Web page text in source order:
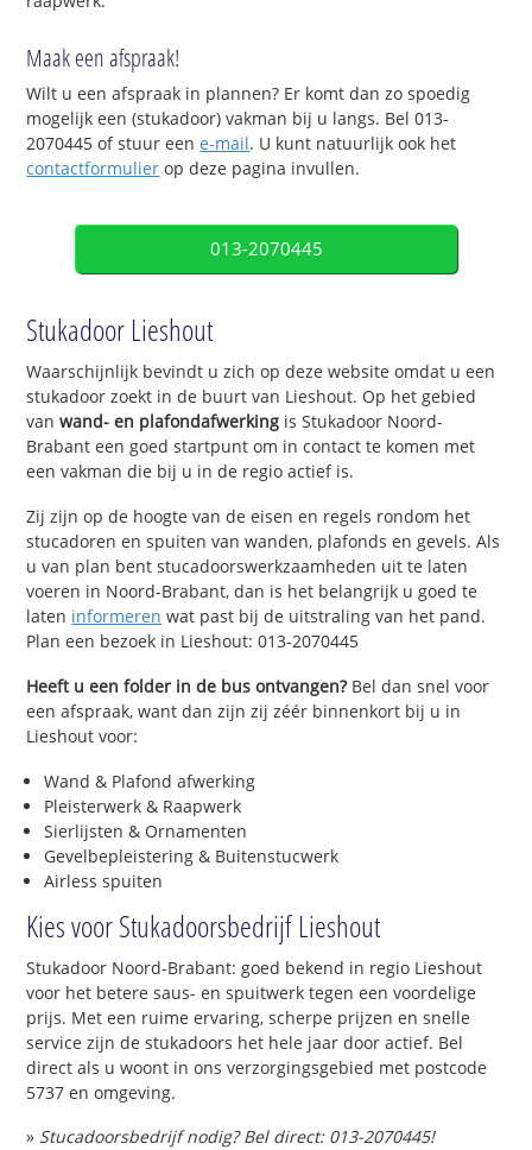
Maak een afspraak!
Wilt u een afspraak in plannen? Er komt dan zo spoedig
mogelijk een (stukadoor) vakman bij u langs. Bel 013-
2070445 of stuur eene-mail. U kunt natuurlijk ook het
contactformulier op deze pagina invullen.
013-2070445
Stukadoor Lieshout
Waarschijnlijk bevindt u zich op deze website omdat u een
stukadoor zoekt in de buurt van Lieshout. Op het gebied
vanwand- en plafondafwerking is Stukadoor Noord-
Brabant een goed startpunt om in contact te komen met
een vakman die bij u in de regio actief is.
Zij zijn op de hoogte van de eisen en regels rondom het
stucadoren en spuiten van wanden, plafonds en gevels. Als
u van plan bent stucadoorswerkzaamheden uit te laten
voeren in Noord-Brabant, dan is het belangrijk u goed te
laten informeren wat past bij de uitstraling van het pand.
Plan een bezoek in Lieshout: 013-2070445
Heeft u een folder in de bus ontvangen?Bel dan snel voor
een afspraak, want dan zijn zij zéér binnenkort bij u in
Lieshout voor:
Wand & Plafond afwerking
Pleisterwerk & Raapwerk
Sierlijsten & Ornamenten
Gevelbepleistering & Buitenstucwerk
Airless spuiten
Kies voor Stukadoorsbedrijf Lieshout
Stukadoor Noord-Brabant: goed bekend in regio Lieshout
voor het betere saus- en spuitwerk tegen een voordelige
prijs. Met een ruime ervaring, scherpe prijzen en snelle
service zijn de stukadoors het hele jaar door actief. Bel
direct als u woont in ons verzorgingsgebied met postcode
5737 en omgeving.
» Stucadoorsbedrijf nodig? Bel direct: 013-2070445!